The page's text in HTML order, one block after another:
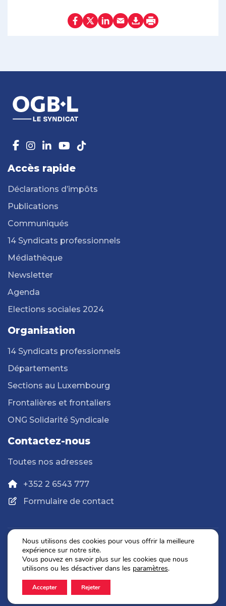
Accès rapide
Déclarations d’impôts
Publications
Communiqués
14 Syndicats professionnels
Médiathèque
Newsletter
Agenda
Elections sociales 2024
Organisation
14 Syndicats professionnels
Départements
Sections au Luxembourg
Frontalières et frontaliers
ONG Solidarité Syndicale
Contactez-nous
Toutes nos adresses
+352 2 6543 777
Formulaire de contact
Politique de confidentialité
Mentions légales
2026 © OGBL. Tous droits réservés.
Nous utilisons des cookies pour vous offrir la meilleure
expérience sur notre site.
Vous pouvez en savoir plus sur les cookies que nous
utilisons ou les désactiver dans les paramètres.
Accepter Rejeter